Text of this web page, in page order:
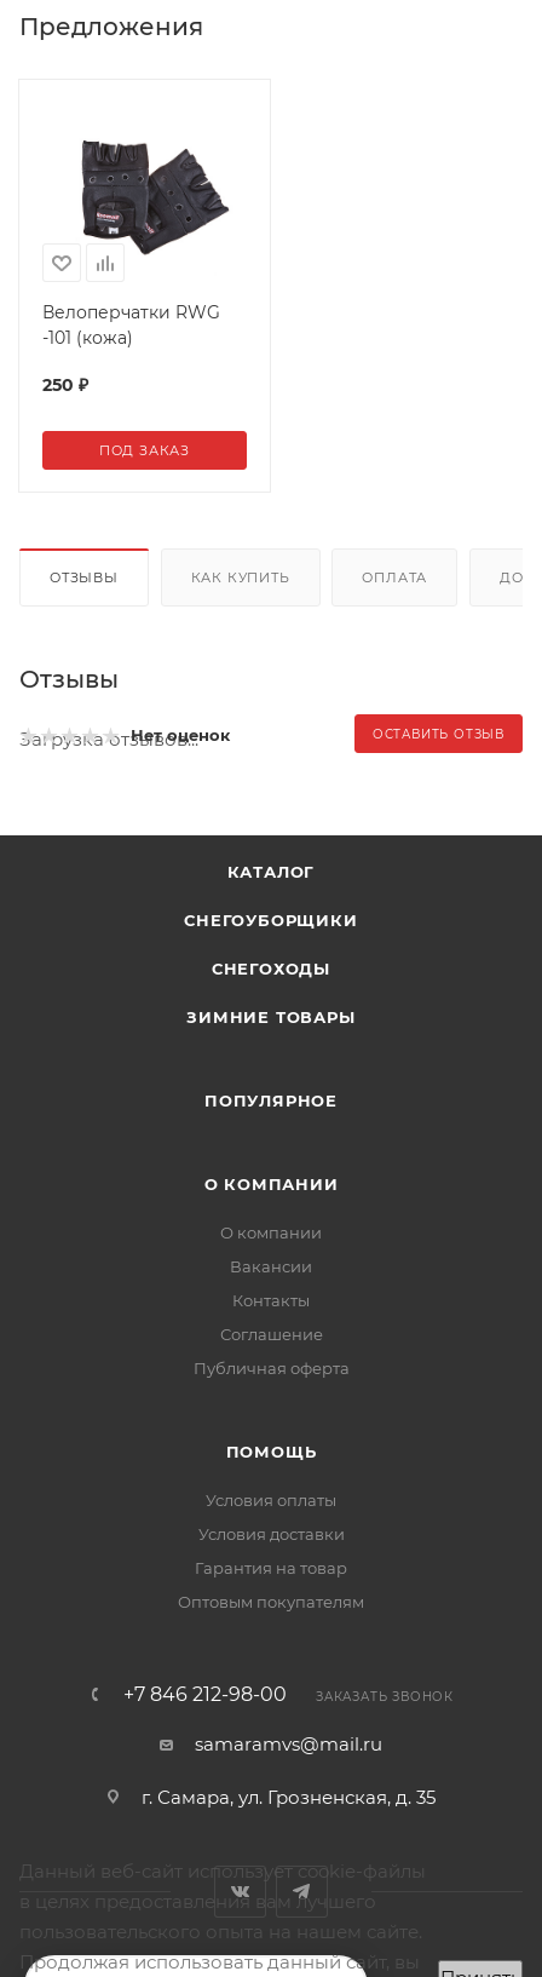
Предложения
Велоперчатки RWG
-101 (кожа)
250 ₽
ПОД ЗАКАЗ
ОТЗЫВЫ КАК КУПИТЬ ОПЛАТА
Отзывы
Нет оценок ОСТАВИТЬ ОТЗЫВ
Загрузка отзывов...
КАТАЛОГ
СНЕГОУБОРЩИКИ
СНЕГОХОДЫ
ЗИМНИЕ ТОВАРЫ
ПОПУЛЯРНОЕ
О КОМПАНИИ
О компании
Вакансии
Контакты
Соглашение
Публичная оферта
ПОМОЩЬ
Условия оплаты
Условия доставки
Гарантия на товар
Оптовым покупателям
+7 846 212-98-00 ЗАКАЗАТЬ ЗВОНОК
samaramvs@mail.ru
г. Самара, ул. Грозненская, д. 35
Данный веб-сайт использует cookie-файлы
в целях предоставления вам лучшего
пользовательского опыта на нашем сайте.
Продолжая использовать данный сайт, вы